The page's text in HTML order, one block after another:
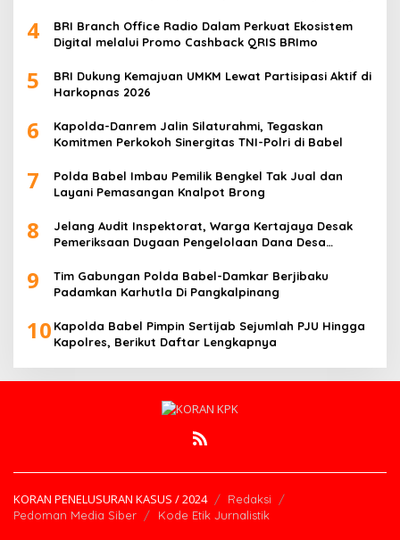
4
BRI Branch Office Radio Dalam Perkuat Ekosistem
Digital melalui Promo Cashback QRIS BRImo
5
BRI Dukung Kemajuan UMKM Lewat Partisipasi Aktif di
Harkopnas 2026
6
Kapolda-Danrem Jalin Silaturahmi, Tegaskan
Komitmen Perkokoh Sinergitas TNI-Polri di Babel
7
Polda Babel Imbau Pemilik Bengkel Tak Jual dan
Layani Pemasangan Knalpot Brong
8
Jelang Audit Inspektorat, Warga Kertajaya Desak
Pemeriksaan Dugaan Pengelolaan Dana Desa
9
Tim Gabungan Polda Babel-Damkar Berjibaku
Padamkan Karhutla Di Pangkalpinang
10 Kapolda Babel Pimpin Sertijab Sejumlah PJU Hingga
Kapolres, Berikut Daftar Lengkapnya
KORAN PENELUSURAN KASUS / 2024
Redaksi
Pedoman Media Siber
Kode Etik Jurnalistik